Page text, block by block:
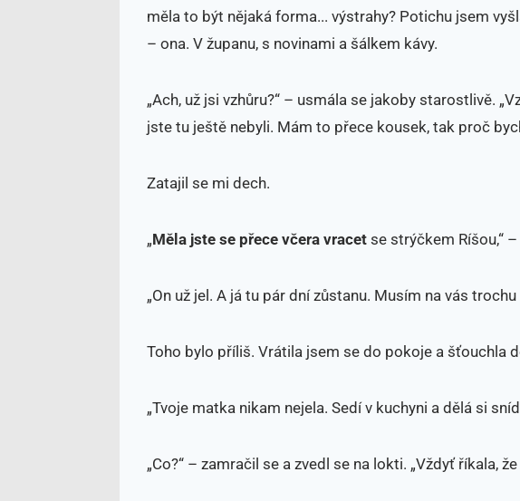
měla to být nějaká forma... výstrahy? Potichu jsem
– ona. V županu, s novinami a šálkem kávy.
„Ach, už jsi vzhůru?“ – usmála se jakoby starostlivě.
jste tu ještě nebyli. Mám to přece kousek, tak proč
Zatajil se mi dech.
„Měla jste se přece včera vracet se strýčkem Ríšou,“
„On už jel. A já tu pár dní zůstanu. Musím na vás
Toho bylo příliš. Vrátila jsem se do pokoje a šťouchla
„Tvoje matka nikam nejela. Sedí v kuchyni a dělá si
„Co?“ – zamračil se a zvedl se na lokti. „Vždyť říkala, že